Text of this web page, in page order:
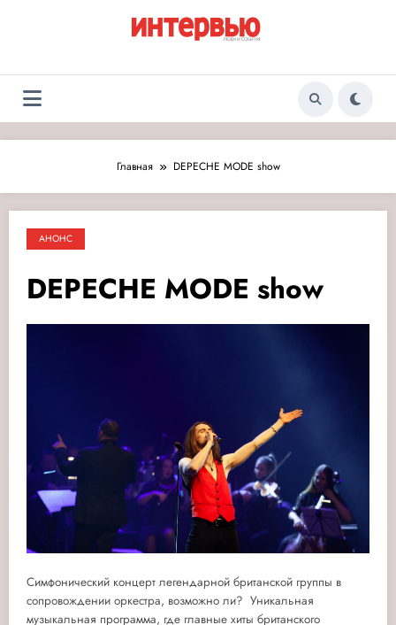
Журнал «Интервью:
Люди и события»
Люди и события
Главная DEPECHE MODE show
АНОНС
DEPECHE MODE show
Симфонический концерт легендарной британской группы в
сопровождении оркестра, возможно ли? Уникальная
музыкальная программа, где главные хиты британского